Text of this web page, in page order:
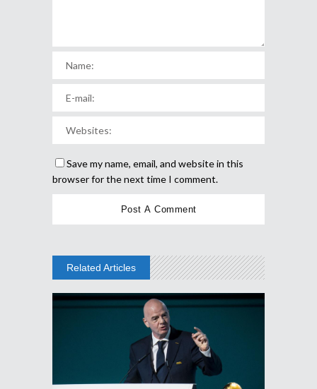
Save my name, email, and website in this
browser for the next time I comment.
Related Articles